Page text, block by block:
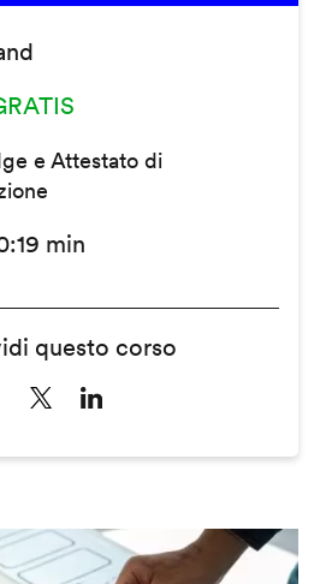
e Attestato di
min
questo corso